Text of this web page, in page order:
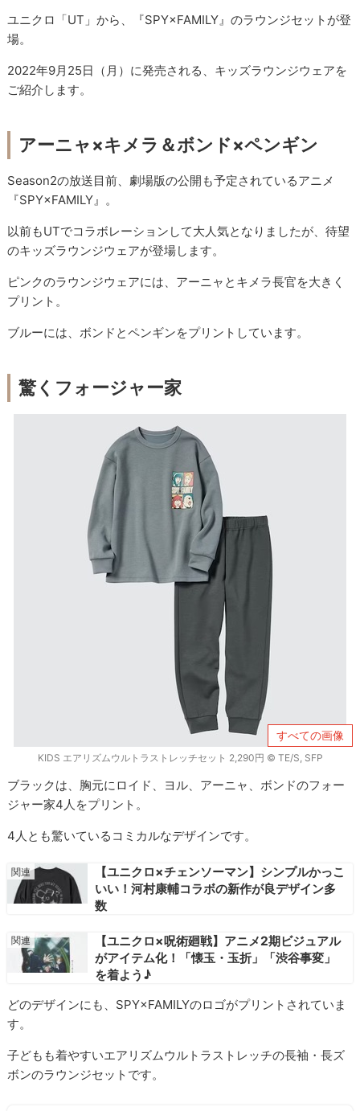
ユニクロ「UT」から、『SPY×FAMILY』のラウンジセットが登
場。
2022年9月25日（月）に発売される、キッズラウンジウェアを
ご紹介します。
アーニャ×キメラ＆ボンド×ペンギン
Season2の放送目前、劇場版の公開も予定されているアニメ
『SPY×FAMILY』。
以前もUTでコラボレーションして大人気となりましたが、待望
のキッズラウンジウェアが登場します。
ピンクのラウンジウェアには、アーニャとキメラ長官を大きく
プリント。
ブルーには、ボンドとペンギンをプリントしています。
驚くフォージャー家
すべての画像
KIDS エアリズムウルトラストレッチセット 2,290円 © TE/S, SFP
ブラックは、胸元にロイド、ヨル、アーニャ、ボンドのフォー
ジャー家4人をプリント。
4人とも驚いているコミカルなデザインです。
【ユニクロ×チェンソーマン】シンプルかっこ
いい！河村康輔コラボの新作が良デザイン多
数
【ユニクロ×呪術廻戦】アニメ2期ビジュアル
がアイテム化！「懐玉・玉折」「渋谷事変」
を着よう♪
どのデザインにも、SPY×FAMILYのロゴがプリントされていま
す。
子どもも着やすいエアリズムウルトラストレッチの長袖・長ズ
ボンのラウンジセットです。